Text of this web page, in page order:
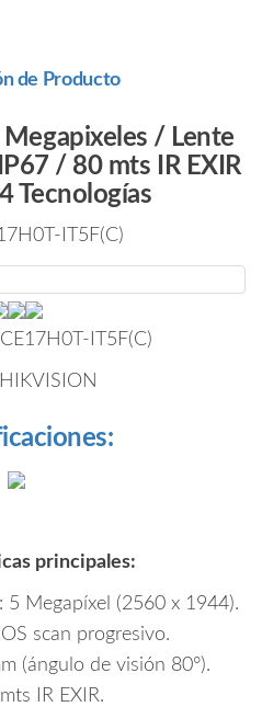
de Producto
Megapixeles / Lente
/ 80 mts IR EXIR
Tecnologías
IT5F(C)
HIKVISION
principales:
5 Megapíxel (2560 x 1944).
scan progresivo.
(ángulo de visión 80°).
IR EXIR.